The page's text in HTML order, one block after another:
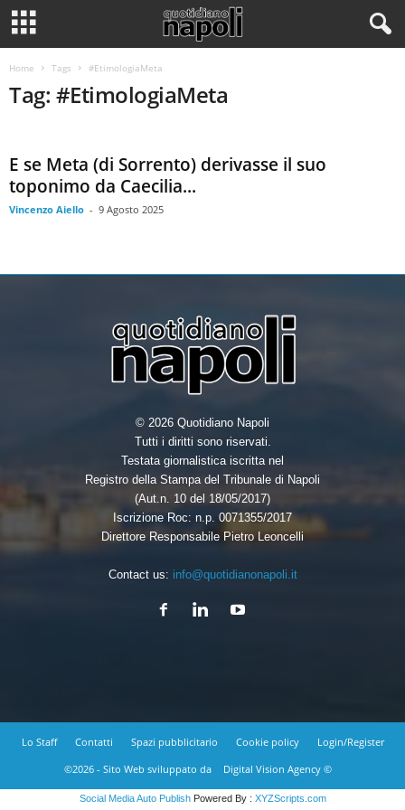
Home Tags #EtimologiaMeta
Tag: #EtimologiaMeta
E se Meta (di Sorrento) derivasse il suo
toponimo da Caecilia...
Vincenzo Aiello - 9 Agosto 2025
© 2026 Quotidiano Napoli
Tutti i diritti sono riservati.
Testata giornalistica iscritta nel
Registro della Stampa del Tribunale di Napoli
(Aut.n. 10 del 18/05/2017)
Iscrizione Roc: n.p. 0071355/2017
Direttore Responsabile Pietro Leoncelli
Contact us: info@quotidianonapoli.it
Lo Staff Contatti Spazi pubblicitario Cookie policy
Login/Register
©2026 - Sito Web sviluppato da
Digital Vision Agency ©
Social Media Auto PublishPowered By : XYZScripts.com